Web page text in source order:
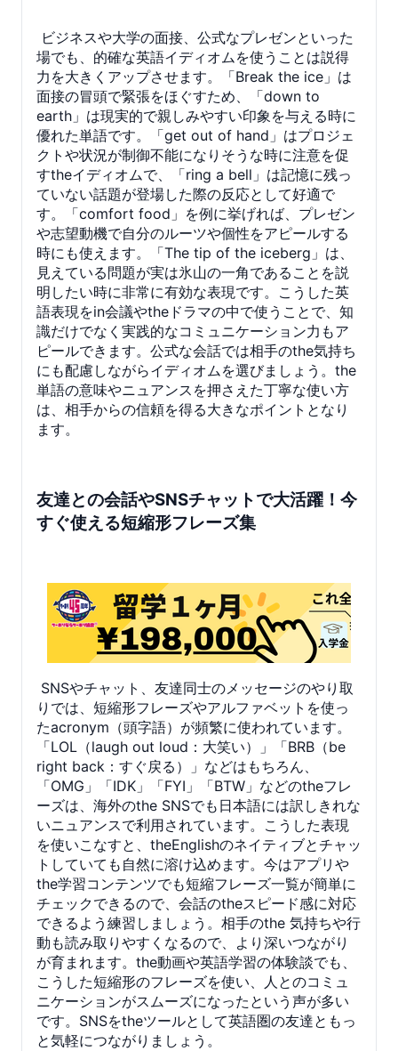
ビジネスや大学の面接、公式なプレゼンといった
場でも、的確な英語イディオムを使うことは説得
力を大きくアップさせます。「Break the ice」は
面接の冒頭で緊張をほぐすため、「down to
earth」は現実的で親しみやすい印象を与える時に
優れた単語です。「get out of hand」はプロジェ
クトや状況が制御不能になりそうな時に注意を促
すtheイディオムで、「ring a bell」は記憶に残っ
ていない話題が登場した際の反応として好適で
す。「comfort food」を例に挙げれば、プレゼン
や志望動機で自分のルーツや個性をアピールする
時にも使えます。「The tip of the iceberg」は、
見えている問題が実は氷山の一角であることを説
明したい時に非常に有効な表現です。こうした英
語表現をin会議やtheドラマの中で使うことで、知
識だけでなく実践的なコミュニケーション力もア
ピールできます。公式な会話では相手のthe気持ち
にも配慮しながらイディオムを選びましょう。the
単語の意味やニュアンスを押さえた丁寧な使い方
は、相手からの信頼を得る大きなポイントとなり
ます。
友達との会話やSNSチャットで大活躍！今
すぐ使える短縮形フレーズ集
SNSやチャット、友達同士のメッセージのやり取
りでは、短縮形フレーズやアルファベットを使っ
たacronym（頭字語）が頻繁に使われています。
「LOL（laugh out loud：大笑い）」「BRB（be
right back：すぐ戻る）」などはもちろん、
「OMG」「IDK」「FYI」「BTW」などのtheフレ
ーズは、海外のthe SNSでも日本語には訳しきれな
いニュアンスで利用されています。こうした表現
を使いこなすと、theEnglishのネイティブとチャッ
トしていても自然に溶け込めます。今はアプリや
the学習コンテンツでも短縮フレーズ一覧が簡単に
チェックできるので、会話のtheスピード感に対応
できるよう練習しましょう。相手のthe 気持ちや行
動も読み取りやすくなるので、より深いつながり
が育まれます。the動画や英語学習の体験談でも、
こうした短縮形のフレーズを使い、人とのコミュ
ニケーションがスムーズになったという声が多い
です。SNSをtheツールとして英語圏の友達ともっ
と気軽につながりましょう。